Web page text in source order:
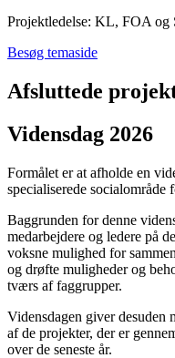
Projektledelse: KL, FOA og
Besøg temaside
Afsluttede
Vidensdag 2026
Formålet er at afholde en
specialiserede socialområde
Baggrunden for denne
medarbejdere og ledere på
voksne mulighed for
og drøfte muligheder og
tværs af faggrupper.
Vidensdagen giver
af de projekter, der er
over de seneste år.